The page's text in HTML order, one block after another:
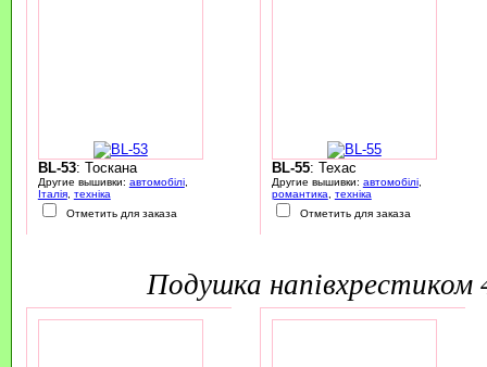
BL-53: Тоскана
Другие вышивки: автомобілі,
Італія, техніка
Отметить для заказа
BL-55: Техас
Другие вышивки: автомобілі,
романтика
техніка
Отметить для заказа
подушка